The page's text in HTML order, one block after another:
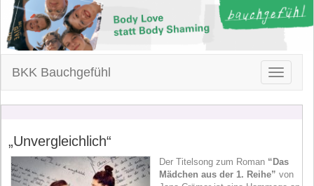
Toggle
BKK Bauchgefühl
„Unvergleichlich“
Der Titelsong zum Roman “Das
Mädchen aus der 1. Reihe” von